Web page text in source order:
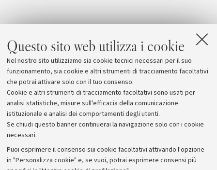
Questo sito web utilizza i cookie
Nel nostro sito utilizziamo sia cookie tecnici necessari per il suo
funzionamento, sia cookie e altri strumenti di tracciamento facoltativi
che potrai attivare solo con il tuo consenso.
Cookie e altri strumenti di tracciamento facoltativi sono usati per
analisi statistiche, misure sull'efficacia della comunicazione
istituzionale e analisi dei comportamenti degli utenti.
Se chiudi questo banner continuerai la navigazione solo con i cookie
necessari.
Puoi esprimere il consenso sui cookie facoltativi attivando l'opzione
in "Personalizza cookie" e, se vuoi, potrai esprimere consensi più
Archivio
Comunicati stampa